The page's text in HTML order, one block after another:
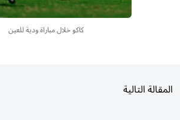
كاكو خلال مباراة ودية للعين
المقالة التالية